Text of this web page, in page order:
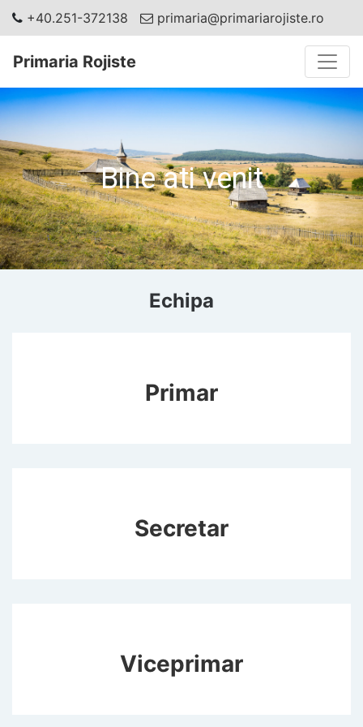
+40.251-372138 primaria@primariarojiste.ro
Primaria Rojiste
Bine ati venit
Echipa
Primar
Secretar
Viceprimar